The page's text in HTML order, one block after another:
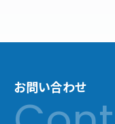
お問い合わせ